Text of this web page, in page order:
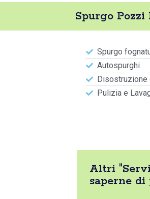
Spurgo
Spurgo
Autospurghi
Disostruzione
Pulizia e
Altri
saperne di